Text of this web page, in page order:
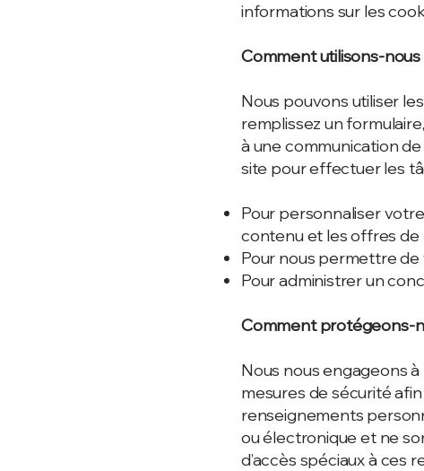
informations sur les
Comment utilisons-
Nous pouvons utiliser
remplissez un
à une communication
site pour effectuer les
Pour personnaliser
contenu et les offres de
Pour nous permettre de
Pour administrer un
Comment protégeons-
Nous nous engageons
mesures de sécurité
renseignements
ou électronique et ne
d’accès spéciaux à ces